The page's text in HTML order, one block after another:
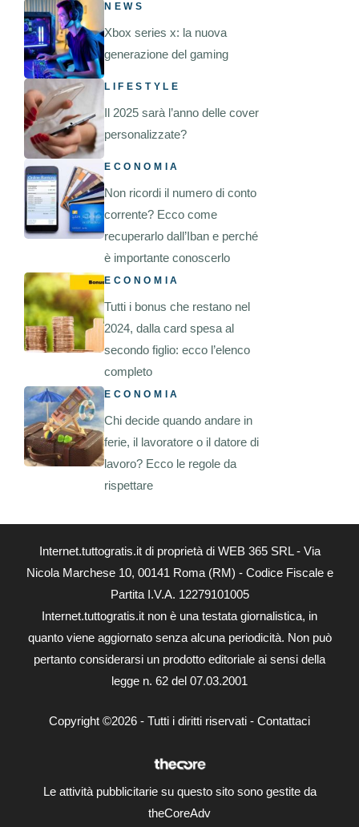
NEWS
Xbox series x: la nuova
generazione del gaming
LIFESTYLE
Il 2025 sarà l’anno delle cover
personalizzate?
ECONOMIA
Non ricordi il numero di conto
corrente? Ecco come
recuperarlo dall’Iban e perché
è importante conoscerlo
ECONOMIA
Tutti i bonus che restano nel
2024, dalla card spesa al
secondo figlio: ecco l’elenco
completo
ECONOMIA
Chi decide quando andare in
ferie, il lavoratore o il datore di
lavoro? Ecco le regole da
rispettare
Internet.tuttogratis.it di proprietà di WEB 365 SRL - Via
Nicola Marchese 10, 00141 Roma (RM) - Codice Fiscale e
Partita I.V.A. 12279101005
Internet.tuttogratis.it non è una testata giornalistica, in
quanto viene aggiornato senza alcuna periodicità. Non può
pertanto considerarsi un prodotto editoriale ai sensi della
legge n. 62 del 07.03.2001
Copyright ©2026 - Tutti i diritti riservati - Contattaci
Le attività pubblicitarie su questo sito sono gestite da
theCoreAdv